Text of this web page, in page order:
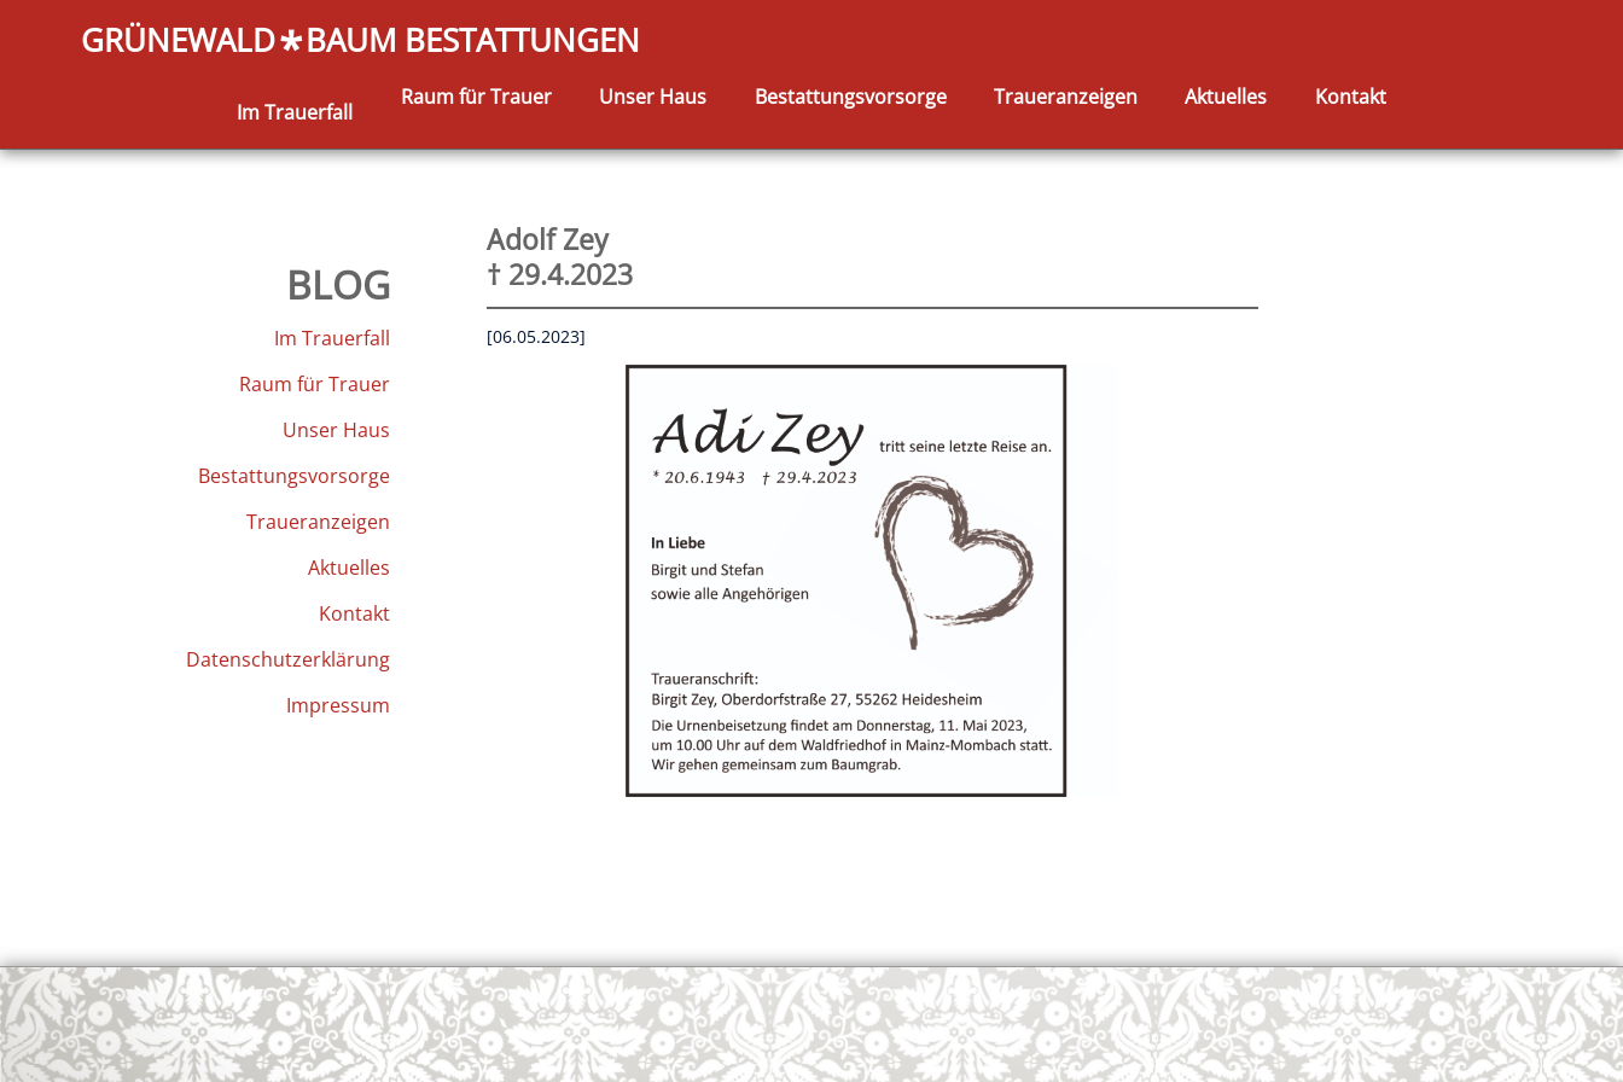
European Commission | Cookies Policy
GRÜNEWALD*BAUM BESTATTUNGEN
Im Trauerfall
Raum für Trauer Unser Haus Bestattungsvorsorge Traueranzeigen Aktuelles Kontakt
BLOG
Im Trauerfall
Raum für Trauer
Unser Haus
Bestattungsvorsorge
Traueranzeigen
Aktuelles
Kontakt
Datenschutzerklärung
Impressum
Adolf Zey
† 29.4.2023
[06.05.2023]